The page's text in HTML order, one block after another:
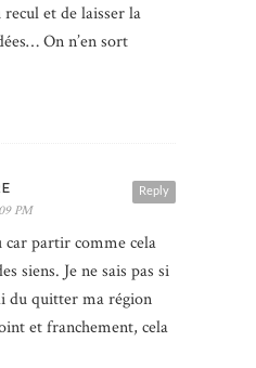
et de laisser la
On n’en sort
Reply
PM
car partir comme cela
siens. Je ne sais pas si
du quitter ma région
et franchement, cela